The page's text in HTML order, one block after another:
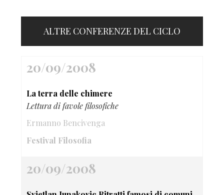
ALTRE CONFERENZE DEL CICLO
20/09/2008
La terra delle chimere
Lettura di favole filosofiche
Ermanno Bencivenga
Festival Filosofia
20/09/2008